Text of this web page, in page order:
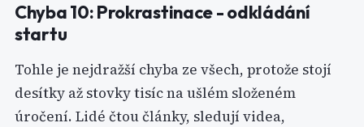
Chyba 10: Prokrastinace - odkládání
startu
Tohle je nejdražší chyba ze všech, protože stojí
desítky až stovky tisíc na ušlém složeném
úročení. Lidé čtou články, sledují videa,